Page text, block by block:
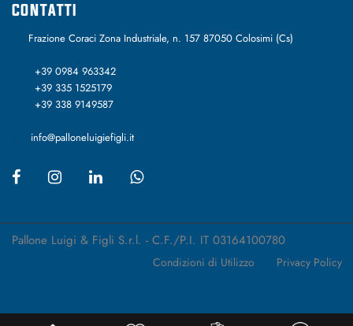
CONTATTI
Frazione Coraci Zona Industriale, n. 157 87050 Colosimi (Cs)
+39 0984 963342
+39 335 1525179
+39 338 9149587
info@palloneluigiefigli.it
Pallone Luigi & Figli S.r.l. - C.F./P.I. IT 03164100780
Condizioni di Utilizzo Privacy Policy